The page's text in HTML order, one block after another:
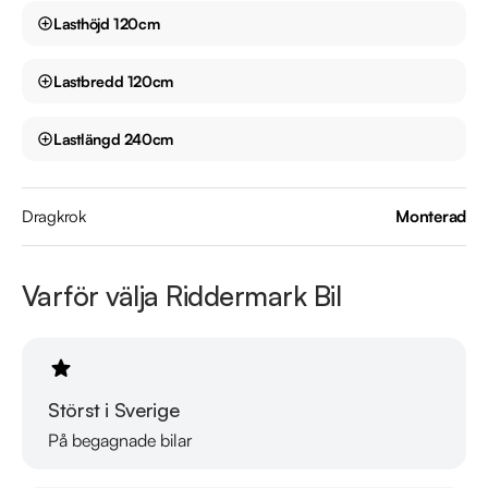
Måndag - Söndag 08:00 - 24:00
Besökstider i butik:
Lördag 10:00 - 17:00
Välkomna!
Lasthöjd120cm
Lastbredd 120cm
Lastlängd 240cm
Dragkrok Monterad
Varför välja Riddermark Bil
Störst i Sverige
På begagnade bilar